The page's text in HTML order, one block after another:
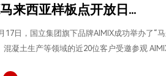
来西亚样板点开放日...
17日，国立集团旗下品牌AIMIX成功举办了“
混凝土生产等领域的近20位客户受邀参观